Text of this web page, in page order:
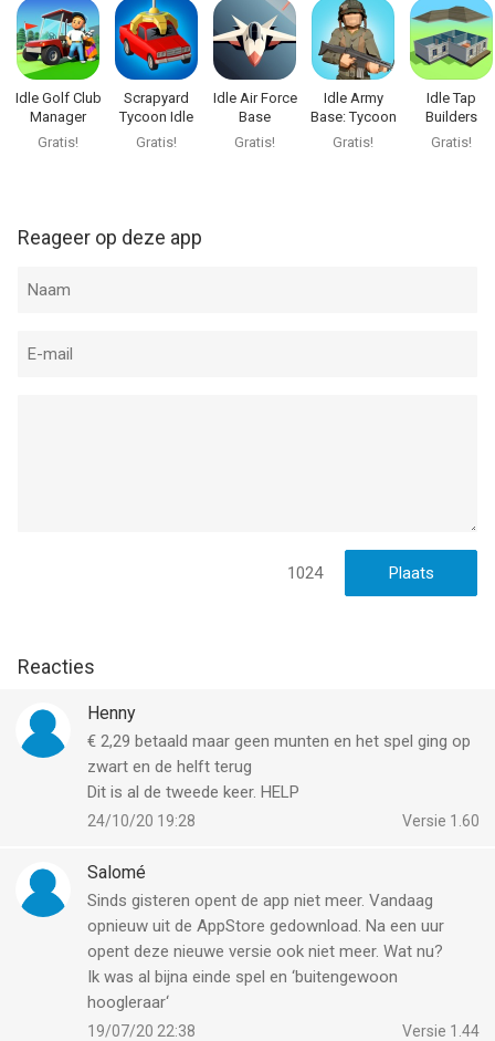
Idle Golf Club
Manager
Tycoon
Gratis!
Scrapyard
Tycoon Idle
Game
Gratis!
Idle Air Force
Base
Gratis!
Idle Army
Base: Tycoon
Game
Gratis!
Idle Tap
Builders
Gratis!
Reageer op deze app
1024
Reacties
Henny
€ 2,29 betaald maar geen munten en het spel ging op
zwart en de helft terug
Dit is al de tweede keer. HELP
Versie 1.60
24/10/20 19:28
Salomé
Sinds gisteren opent de app niet meer. Vandaag
opnieuw uit de AppStore gedownload. Na een uur
opent deze nieuwe versie ook niet meer. Wat nu?
Ik was al bijna einde spel en ‘buitengewoon
hoogleraar‘
Versie 1.44
19/07/20 22:38